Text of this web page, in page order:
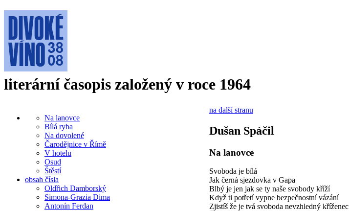
literární časopis založený v roce 1964
Na lanovce
Bílá ryba
Na dovolené
Čarodějnice v Římě
V hotelu
Osud
Štěstí
obsah čísla
Oldřich Damborský
Simona-Grazia Dima
Antonín Ferdan
na další stranu
Dušan Spáčil
Na lanovce
Svoboda je bílá
Jak černá sjezdovka v Gapa
Blbý je jen jak se ty naše svobody kříží
Když ti potřetí vypne bezpečnostní vázání
Zjistíš že je tvá svoboda nevzhledný kříženec